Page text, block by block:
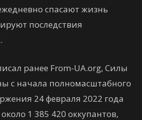
спасают жизнь
последствия
ранее From-UA.org, Силы
с начала полномасштабного
24 февраля 2022 года
1 385 420 оккупантов,